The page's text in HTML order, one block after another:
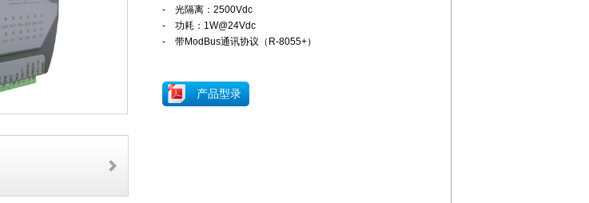
- 光隔离：2500Vdc
- 功耗： 1W@24Vdc
- 带ModBus通讯协议（R-8055+）
产品型录